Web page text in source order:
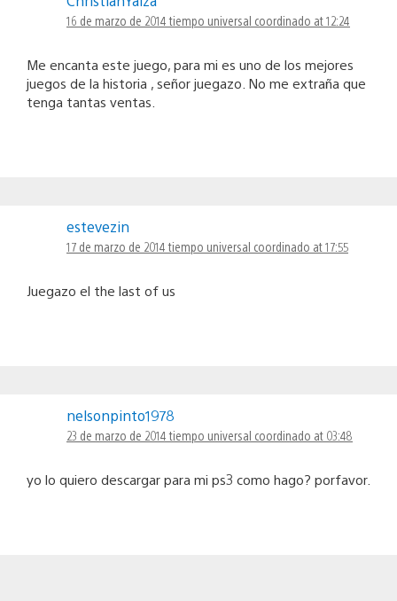
16 de marzo de 2014 tiempo universal coordinado at 12:24
Me encanta este juego, para mi es uno de los mejores
juegos de la historia , señor juegazo. No me extraña que
tenga tantas ventas.
estevezin
17 de marzo de 2014 tiempo universal coordinado at 17:55
Juegazo el the last of us
nelsonpinto1978
23 de marzo de 2014 tiempo universal coordinado at 03:48
yo lo quiero descargar para mi ps3 como hago? porfavor.